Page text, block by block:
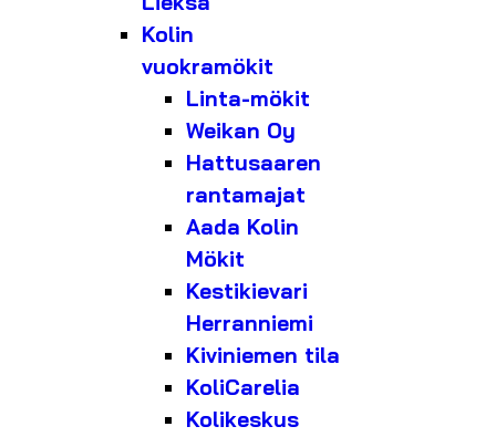
Kolin
vuokramökit
Linta-mökit
Weikan Oy
Hattusaaren
rantamajat
Aada Kolin
Mökit
Kestikievari
Herranniemi
Kiviniemen tila
KoliCarelia
Kolikeskus